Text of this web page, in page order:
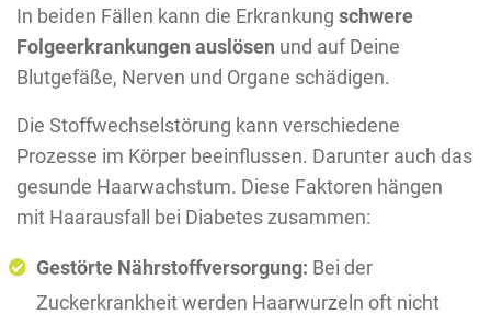
In beiden Fällen kann die Erkrankung schwere
Folgeerkrankungen auslösen und auf Deine
Blutgefäße, Nerven und Organe schädigen.
Die Stoffwechselstörung kann verschiedene
Prozesse im Körper beeinflussen. Darunter auch das
gesunde Haarwachstum. Diese Faktoren hängen
mit Haarausfall bei Diabetes zusammen:
Gestörte Nährstoffversorgung: Bei der
Zuckerkrankheit werden Haarwurzeln oft nicht